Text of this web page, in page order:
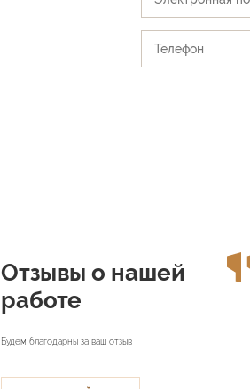
Отзывы о нашей
работе
Будем благодарны за ваш отзыв